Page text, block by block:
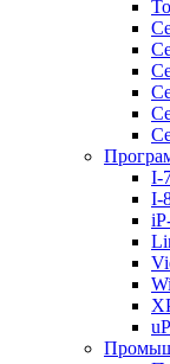
I-
I-